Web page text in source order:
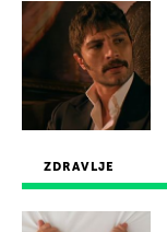
ZDRAVLJE